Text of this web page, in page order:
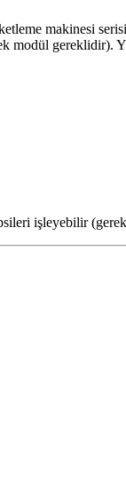
makinesi
gereklidir).
işleyebilir